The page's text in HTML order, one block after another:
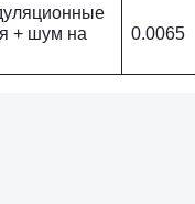
+ шум на
0.0065